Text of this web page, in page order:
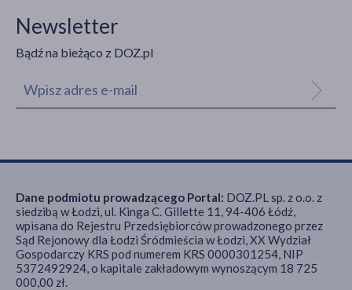
Newsletter
Bądź na bieżąco z DOZ.pl
Dane podmiotu prowadzącego Portal: DOZ.PL sp. z o.o. z
siedzibą w Łodzi, ul. Kinga C. Gillette 11, 94-406 Łódź,
wpisana do Rejestru Przedsiębiorców prowadzonego przez
Sąd Rejonowy dla Łodzi Śródmieścia w Łodzi, XX Wydział
Gospodarczy KRS pod numerem KRS 0000301254, NIP
5372492924, o kapitale zakładowym wynoszącym 18 725
000,00 zł.